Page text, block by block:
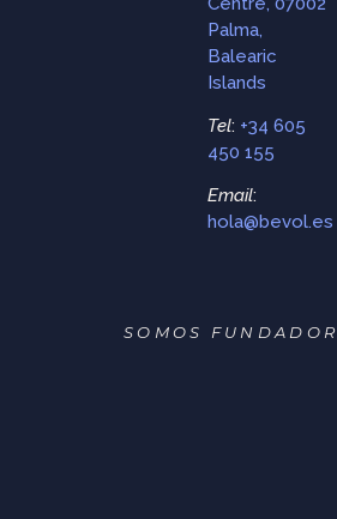
Palma,
Balearic
Islands
Tel: +34 605
450 155
Email:
hola@bevol.es
SOMOS